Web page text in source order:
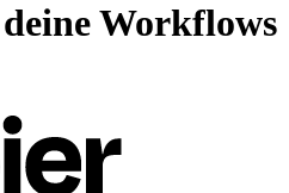
Workflows